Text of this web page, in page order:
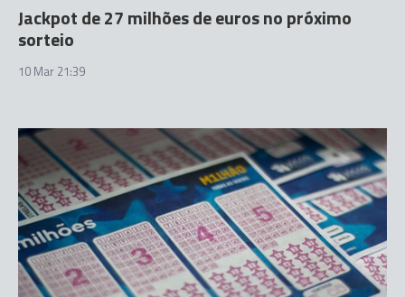
Jackpot de 27 milhões de euros no próximo
sorteio
10 Mar 21:39